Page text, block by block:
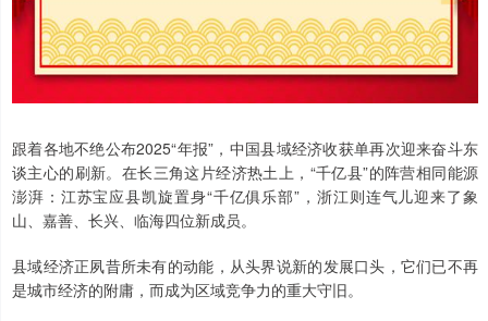
跟着各地不绝公布2025“年报”，中国县域经济收获单再次迎来奋斗东
谈主心的刷新。在长三角这片经济热土上，“千亿县”的阵营相同能源
澎湃：江苏宝应县凯旋置身“千亿俱乐部”，浙江则连气儿迎来了象
山、嘉善、长兴、临海四位新成员。
县域经济正夙昔所未有的动能，从头界说新的发展口头，它们已不再
是城市经济的附庸，而成为区域竞争力的重大守旧。